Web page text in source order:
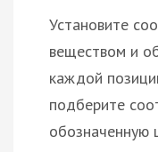
Установите
веществом и
каждой
подберите
обозначенную